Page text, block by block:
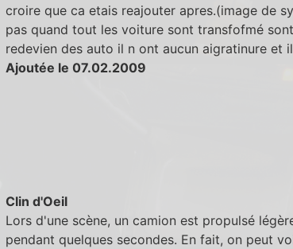
croire que ca etais reajouter apres.(image de
pas quand tout les voiture sont transfofmé
redevien des auto il n ont aucun aigratinure et
Ajoutée le 07.02.2009
Clin d'Oeil
Lors d'une scène, un camion est propulsé
pendant quelques secondes. En fait, on peut